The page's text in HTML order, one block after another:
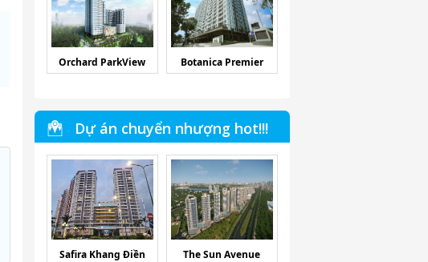
Orchard ParkView Botanica Premier
Dự án chuyển nhượng hot!!!
Safira Khang Điền The Sun Avenue